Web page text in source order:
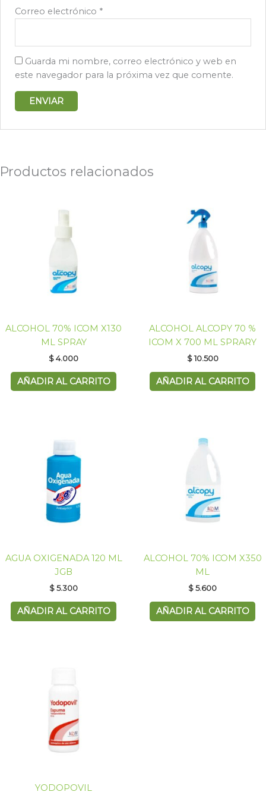
Correo electrónico *
Guarda mi nombre, correo electrónico y web en
este navegador para la próxima vez que comente.
Productos relacionados
ALCOHOL 70% ICOM X130
ML SPRAY
$4.000
AÑADIR AL CARRITO
ALCOHOL ALCOPY 70 %
ICOM X 700 ML SPRARY
$10.500
AÑADIR AL CARRITO
AGUA OXIGENADA 120 ML
JGB
$5.300
AÑADIR AL CARRITO
ALCOHOL 70% ICOM X350
ML
$5.600
AÑADIR AL CARRITO
YODOPOVIL